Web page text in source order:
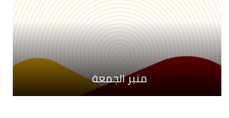
محطات
منبر الجمعة
ستراتيجيا